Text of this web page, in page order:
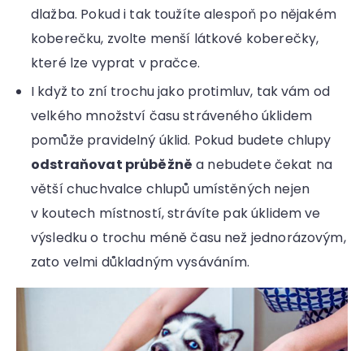
dlažba. Pokud i tak toužíte alespoň po nějakém
koberečku, zvolte menší látkové koberečky,
které lze vyprat v pračce.
I když to zní trochu jako protimluv, tak vám od
velkého množství času stráveného úklidem
pomůže pravidelný úklid. Pokud budete chlupy
odstraňovat průběžně a nebudete čekat na
větší chuchvalce chlupů umístěných nejen
v koutech místností, strávíte pak úklidem ve
výsledku o trochu méně času než jednorázovým,
zato velmi důkladným vysáváním.